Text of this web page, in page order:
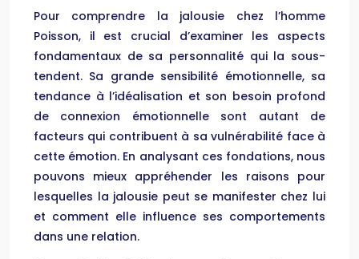
Pour comprendre la jalousie chez l’homme
Poisson, il est crucial d’examiner les aspects
fondamentaux de sa personnalité qui la sous-
tendent. Sa grande sensibilité émotionnelle, sa
tendance à l’idéalisation et son besoin profond
de connexion émotionnelle sont autant de
facteurs qui contribuent à sa vulnérabilité face à
cette émotion. En analysant ces fondations, nous
pouvons mieux appréhender les raisons pour
lesquelles la jalousie peut se manifester chez lui
et comment elle influence ses comportements
dans une relation.